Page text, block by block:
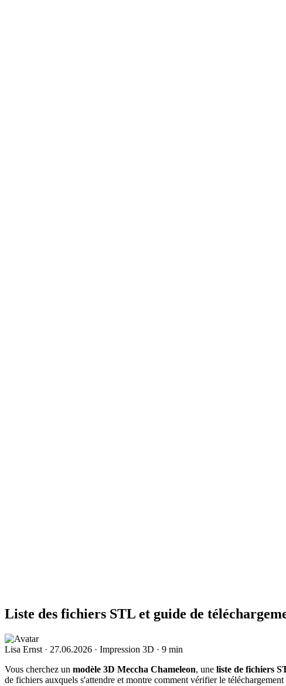
Liste des fichiers STL et guide de
Lisa Ernst · 27.06.2026 · Impression 3D · 9 min
Vous cherchez un modèle 3D Meccha Chameleon, une liste de fichiers
de fichiers auxquels s'attendre et montre comment vérifier le